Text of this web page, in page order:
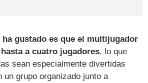
ha gustado es que el multijugador
a cuatro jugadores, lo que
sean especialmente divertidas
un grupo organizado junto a